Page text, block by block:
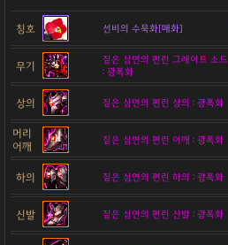
칭호 선비의 수묵화[매화]
무기
짙은 심연의 편린 그레이트 소드
: 광폭화
상의 짙은 심연의 편린 상의 : 광폭화
머리
어깨
짙은 심연의 편린 어깨 : 광폭화
하의 짙은 심연의 편린 하의 : 광폭화
신발 짙은 심연의 편린 신발 : 광폭화